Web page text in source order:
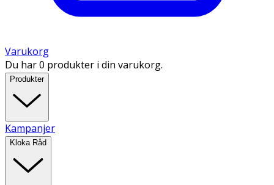
Varukorg
Du har 0 produkter i din varukorg.
Produkter
Kampanjer
Kloka Råd